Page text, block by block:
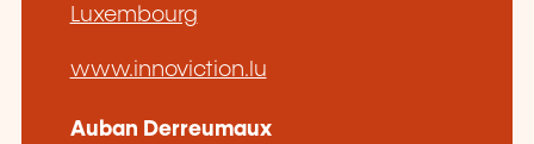
Luxembourg
www.innoviction.lu
Auban Derreumaux